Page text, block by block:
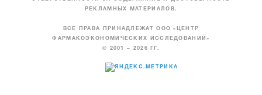
РЕКЛАМНЫХ МАТЕРИАЛОВ.
ВСЕ ПРАВА ПРИНАДЛЕЖАТ ООО «ЦЕНТР
ФАРМАКОЭКОНОМИЧЕСКИХ ИССЛЕДОВАНИЙ»
© 2001 – 2026 ГГ.